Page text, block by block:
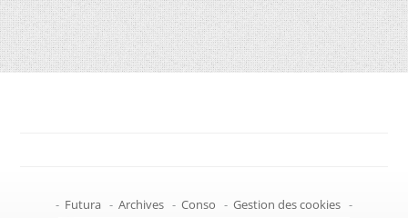
- Futura - Archives - Conso - Gestion des cookies -